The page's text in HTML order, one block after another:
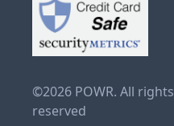
©2026 POWR. All rights
reserved